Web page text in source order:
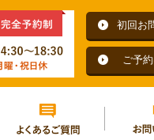
初回お
ご予